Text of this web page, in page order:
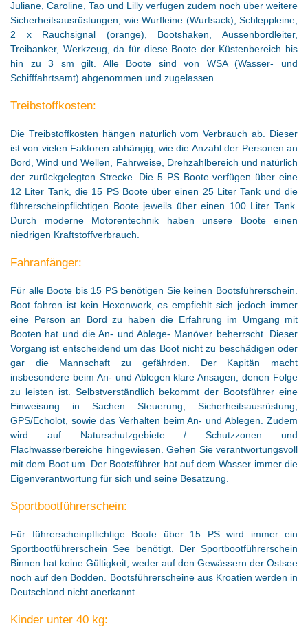
Juliane, Caroline, Tao und Lilly verfügen zudem noch über weitere
Sicherheitsausrüstungen, wie Wurfleine (Wurfsack), Schleppleine,
2 x Rauchsignal (orange), Bootshaken, Aussenbordleiter,
Treibanker, Werkzeug, da für diese Boote der Küstenbereich bis
hin zu 3 sm gilt. Alle Boote sind von WSA (Wasser- und
Schifffahrtsamt) abgenommen und zugelassen.
Treibstoffkosten:
Die Treibstoffkosten hängen natürlich vom Verbrauch ab. Dieser
ist von vielen Faktoren abhängig, wie die Anzahl der Personen an
Bord, Wind und Wellen, Fahrweise, Drehzahlbereich und natürlich
der zurückgelegten Strecke. Die 5 PS Boote verfügen über eine
12 Liter Tank, die 15 PS Boote über einen 25 Liter Tank und die
führerscheinpflichtigen Boote jeweils über einen 100 Liter Tank.
Durch moderne Motorentechnik haben unsere Boote einen
niedrigen Kraftstoffverbrauch.
Fahranfänger:
Für alle Boote bis 15 PS benötigen Sie keinen Bootsführerschein.
Boot fahren ist kein Hexenwerk, es empfiehlt sich jedoch immer
eine Person an Bord zu haben die Erfahrung im Umgang mit
Booten hat und die An- und Ablege- Manöver beherrscht. Dieser
Vorgang ist entscheidend um das Boot nicht zu beschädigen oder
gar die Mannschaft zu gefährden. Der Kapitän macht
insbesondere beim An- und Ablegen klare Ansagen, denen Folge
zu leisten ist. Selbstverständlich bekommt der Bootsführer eine
Einweisung in Sachen Steuerung, Sicherheitsausrüstung,
GPS/Echolot, sowie das Verhalten beim An- und Ablegen. Zudem
wird auf Naturschutzgebiete / Schutzzonen und
Flachwasserbereiche hingewiesen. Gehen Sie verantwortungsvoll
mit dem Boot um. Der Bootsführer hat auf dem Wasser immer die
Eigenverantwortung für sich und seine Besatzung.
Sportbootführerschein:
Für führerscheinpflichtige Boote über 15 PS wird immer ein
Sportbootführerschein See benötigt. Der Sportbootführerschein
Binnen hat keine Gültigkeit, weder auf den Gewässern der Ostsee
noch auf den Bodden. Bootsführerscheine aus Kroatien werden in
Deutschland nicht anerkannt.
Kinder unter 40 kg: